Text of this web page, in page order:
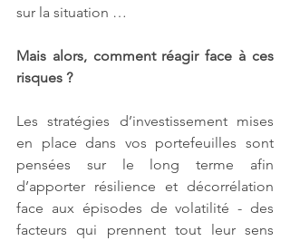
sur la situation …
Mais alors, comment réagir face à ces
risques ?
Les stratégies d’investissement mises
en place dans vos portefeuilles sont
pensées sur le long terme afin
d’apporter résilience et décorrélation
face aux épisodes de volatilité - des
facteurs qui prennent tout leur sens